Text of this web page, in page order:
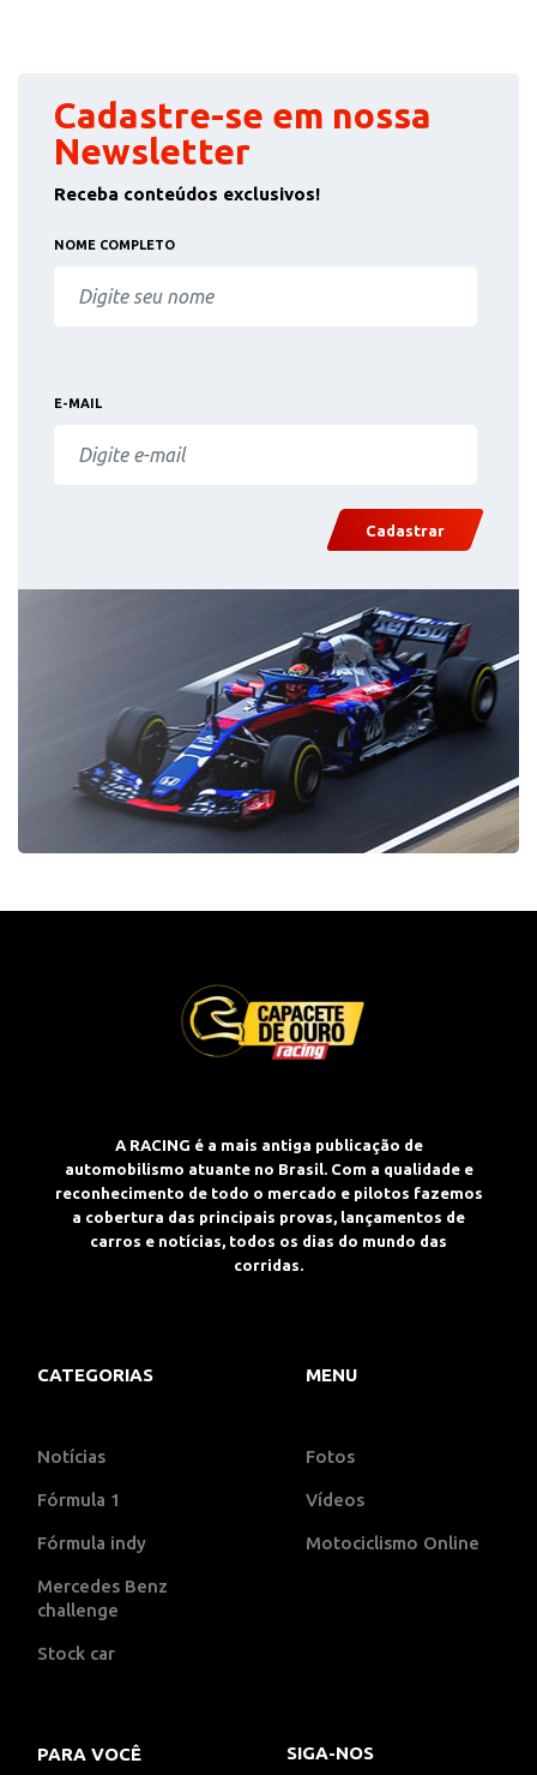
Cadastre-se em nossa
Newsletter
Receba conteúdos exclusivos!
NOME COMPLETO
E-MAIL
Cadastrar
A RACING é a mais antiga publicação de
automobilismo atuante no Brasil. Com a qualidade e
reconhecimento de todo o mercado e pilotos fazemos
a cobertura das principais provas, lançamentos de
carros e notícias, todos os dias do mundo das
corridas.
CATEGORIAS
Notícias
Fórmula 1
Fórmula indy
Mercedes Benz
challenge
Stock car
MENU
Fotos
Vídeos
Motociclismo Online
PARA VOCÊ SIGA-NOS